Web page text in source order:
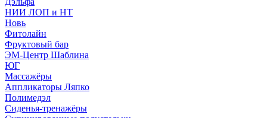
НИИ ЛОП и НТ
Новь
Фитолайн
Фруктовый бар
ЭМ-Центр Шаблина
ЮГ
Массажёры
Аппликаторы Ляпко
Полимедэл
Сиденья-тренажёры